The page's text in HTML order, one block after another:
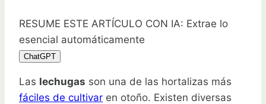
RESUME ESTE ARTÍCULO CON IA: Extrae lo
esencial automáticamente
ChatGPT
Las lechugas son una de las hortalizas más
fáciles de cultivar en otoño. Existen diversas